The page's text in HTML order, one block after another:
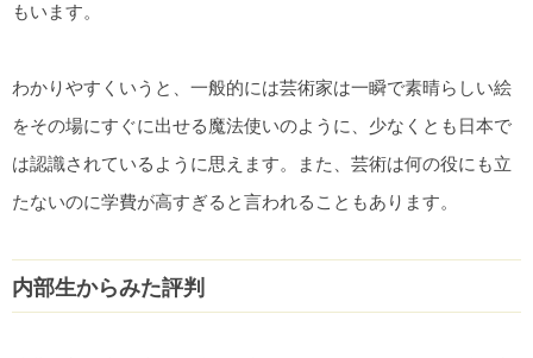
もいます。
わかりやすくいうと、一般的には芸術家は一瞬で素晴らしい絵
をその場にすぐに出せる魔法使いのように、少なくとも日本で
は認識されているように思えます。また、芸術は何の役にも立
たないのに学費が高すぎると言われることもあります。
内部生からみた評判